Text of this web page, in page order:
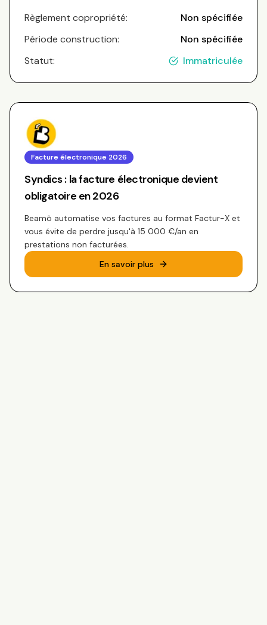
Règlement copropriété:
Non spécifiée
Période construction:
Non spécifiée
Statut:
Immatriculée
Facture électronique 2026
Syndics : la facture électronique devient
obligatoire en 2026
Beamô automatise vos factures au format Factur-X et
vous évite de perdre jusqu'à 15 000 €/an en
prestations non facturées.
En savoir plus